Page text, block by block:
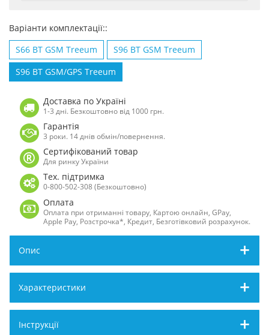
Варіанти комплектації::
S66 BT GSM Treeum
S96 BT GSM Treeum
S96 BT GSM/GPS Treeum
Доставка по Україні
1-3 дні. Безкоштовно від 1000 грн.
Гарантія
3 роки. 14 днів обмін/повернення.
Сертифікований товар
Для ринку України
Тех. підтримка
0-800-502-308 (Безкоштовно)
Оплата
Оплата при отриманні товару, Картою онлайн, GPay,
Apple Pay, Розстрочка*, Кредит, Безготівковий розрахунок.
Опис
Характеристики
Інструкції